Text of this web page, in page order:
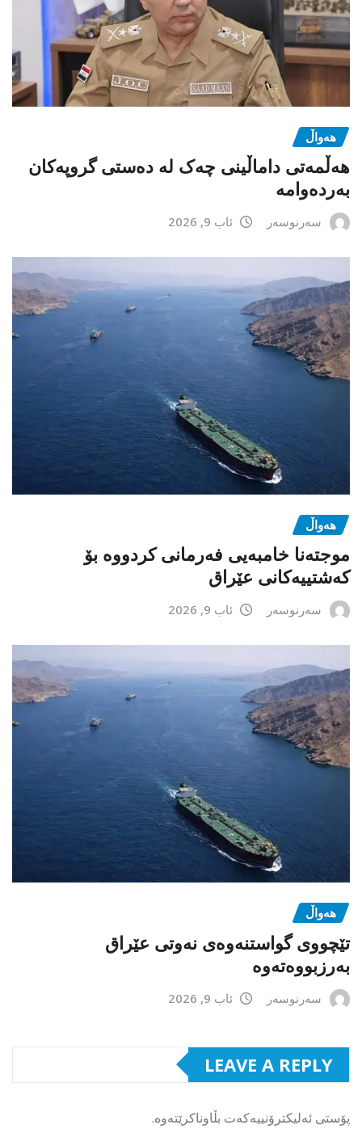
هەواڵ
هەڵمەتی داماڵینی چەک لە دەستی گروپەکان
بەردەوامە
سەرنوسەر ئاب 9, 2026
هەواڵ
موجتەنا خامبەیی فەرمانی کردووە بۆ
کەشتییەکانی عێراق
سەرنوسەر ئاب 9, 2026
هەواڵ
تێچووی گواستنەوەی نەوتی عێراق
بەرزبووەتەوە
سەرنوسەر ئاب 9, 2026
LEAVE A REPLY
پۆستی ئەلیکترۆنییەکەت بڵاوناکرێتەوە.